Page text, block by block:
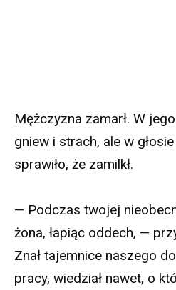
Mężczyzna zamarł. W
gniew i strach, ale w
sprawiło, że zamilkł.
— Podczas twojej
żona, łapiąc oddech, —
Znał tajemnice naszego
pracy, wiedział nawet, o